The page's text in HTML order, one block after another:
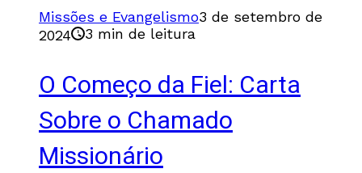
Missões e Evangelismo3 de setembro de
2024
3 min de leitura
O Começo da Fiel: Carta
Sobre o Chamado
Missionário